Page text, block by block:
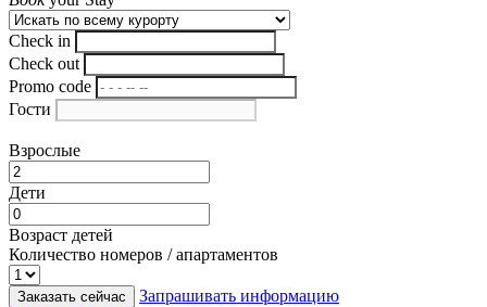
Check in
Check out
Promo code
Гости
Взрослые
Дети
Возраст детей
Количество номеров / апартаментов
Заказать сейчас
Запрашивать информацию